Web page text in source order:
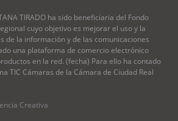
TIRADO ha sido beneficiaria del Fondo
cuyo objetivo es mejorar el uso y la
de la información y de las comunicaciones
una plataforma de comercio electrónico
en la red. (fecha) Para ello ha contado
TIC Cámaras de la Cámara de Ciudad Real
Creativa